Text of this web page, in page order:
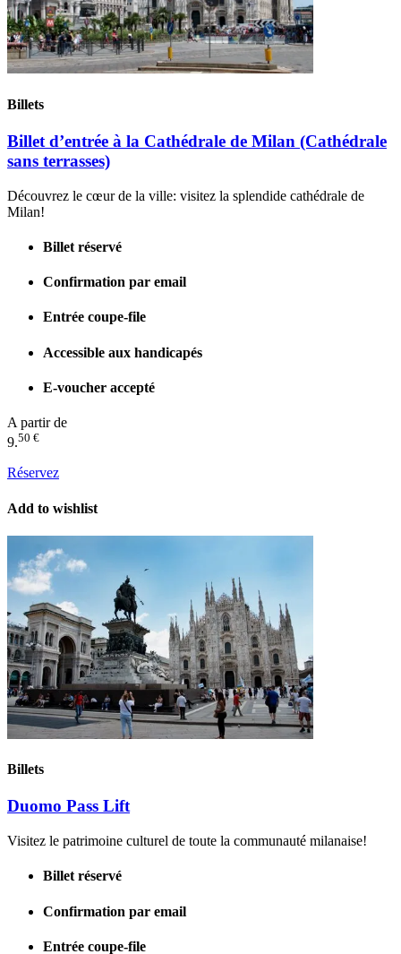
Billets
Billet d’entrée à la Cathédrale de Milan (Cathédrale
sans terrasses)
Découvrez le cœur de la ville: visitez la splendide cathédrale de
Milan!
Billet réservé
Confirmation par email
Entrée coupe-file
Accessible aux handicapés
E-voucher accepté
A partir de
9.50 €
Réservez
Add to wishlist
Billets
Duomo Pass Lift
Visitez le patrimoine culturel de toute la communauté milanaise!
Billet réservé
Confirmation par email
Entrée coupe-file